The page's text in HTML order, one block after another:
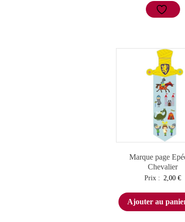
Marque page
Chevalier
Prix : 2,00€
Ajouter au